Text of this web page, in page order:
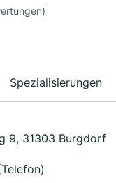
Spezialisierungen
9, 31303 Burgdorf